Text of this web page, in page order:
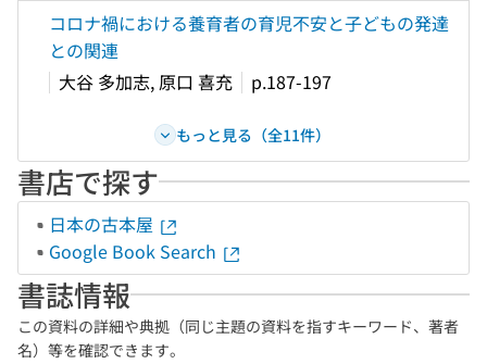
コロナ禍における養育者の育児不安と子どもの発達
との関連
大谷 多加志, 原口 喜充
p.187-197
もっと見る（全11件）
書店で探す
日本の古本屋
Google Book Search
書誌情報
この資料の詳細や典拠（同じ主題の資料を指すキーワード、著者
名）等を確認できます。